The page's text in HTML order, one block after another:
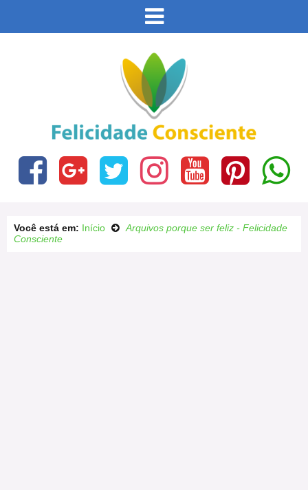
Você está em: Início
Arquivos porque ser feliz - Felicidade
Consciente
Este site usa cookies e outras tecnologias similares
para lembrar e entender como você usa nosso site,
analisar seu uso de nossos produtos e serviços,
conteúdo de terceiros. Leia mais em